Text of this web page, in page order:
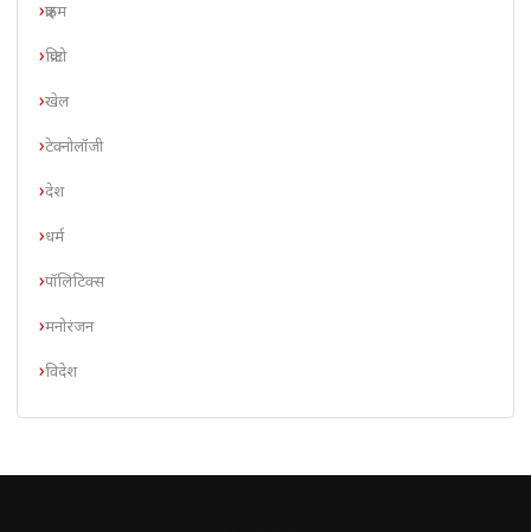
क्राइम
क्रिप्टो
खेल
टेक्नोलॉजी
देश
धर्म
पॉलिटिक्स
मनोरंजन
विदेश